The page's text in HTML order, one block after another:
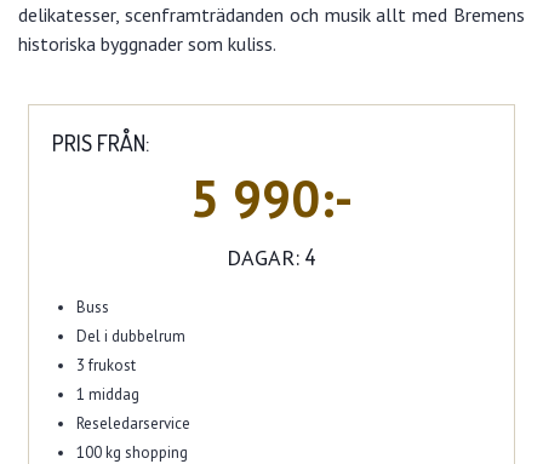
delikatesser, scenframträdanden och musik allt med Bremens
historiska byggnader som kuliss.
PRIS FRÅN:
5 990:-
DAGAR: 4
Buss
Del i dubbelrum
3 frukost
1 middag
Reseledarservice
100 kg shopping